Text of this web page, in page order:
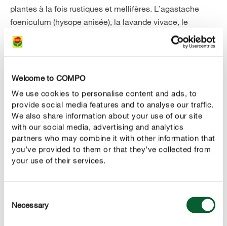
Welcome to COMPO
We use cookies to personalise content and ads, to
provide social media features and to analyse our traffic.
We also share information about your use of our site
with our social media, advertising and analytics
partners who may combine it with other information that
you’ve provided to them or that they’ve collected from
your use of their services.
Selection
Necessary
plantes à la fois rustiques et mellifères. L’agastache
foeniculum (hysope anisée), la lavande vivace, le
géranium, l’anémone du Japon, l'achillée millefeuille,
l’helianthus decapetalus (tournesol vivace), l’orpin, les
renouée ornementale conviennent parfaitement pour
Une petiteplate-bande d’herbes aromatiques
rustiques comme le romarin, le thym, la sauge et
l’origan sera également fort appréciée par les abeilles. Et
même si elles sont considérées par beaucoup comme
des mauvaises herbes, les abeilles apprécient l'oseille,
un parterre de fleurs coloré car elles sont généralement